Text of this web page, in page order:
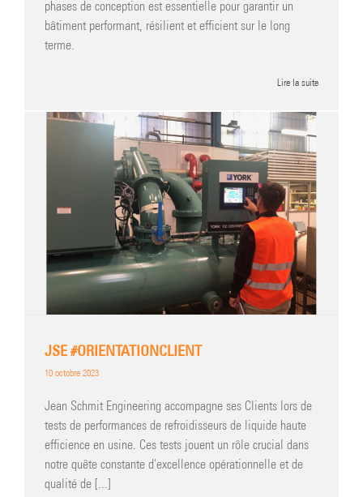
phases de conception est essentielle pour garantir un
bâtiment performant, résilient et efficient sur le long
terme.
Lire la suite
JSE #ORIENTATIONCLIENT
10 octobre 2023
Jean Schmit Engineering accompagne ses Clients lors de
tests de performances de refroidisseurs de liquide haute
efficience en usine. Ces tests jouent un rôle crucial dans
notre quête constante d'excellence opérationnelle et de
qualité de [...]